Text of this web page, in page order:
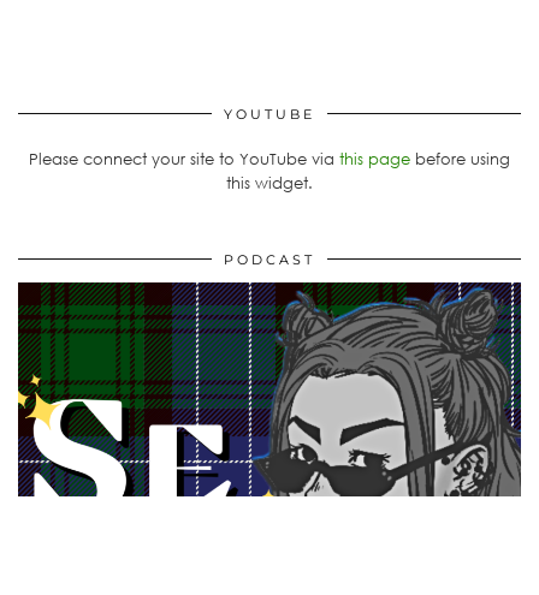
YOUTUBE
Please connect your site to YouTube via this page before using
this widget.
PODCAST